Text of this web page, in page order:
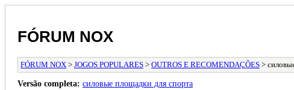
FÓRUM NOX
FÓRUM NOX > JOGOS POPULARES > OUTROS E RECOMENDAÇÕES >
Versão completa: силовые площадки для спорта